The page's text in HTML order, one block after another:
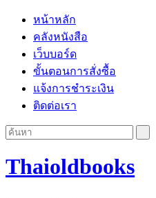
หน้าหลัก
คลังหนังสือ
เว็บบอร์ด
ขั้นตอนการสั่งซื้อ
แจ้งการชำระเงิน
ติดต่อเรา
Thaioldbooks